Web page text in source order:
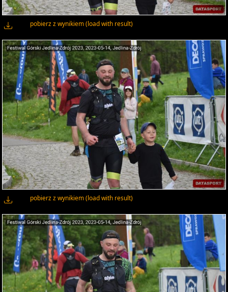
pobierz z wynikiem (load with result)
pobierz z wynikiem (load with result)